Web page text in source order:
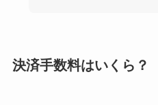
決済手数料はいくら？